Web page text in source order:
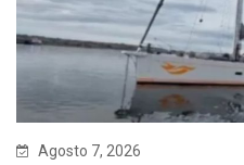
Agosto 7, 2026